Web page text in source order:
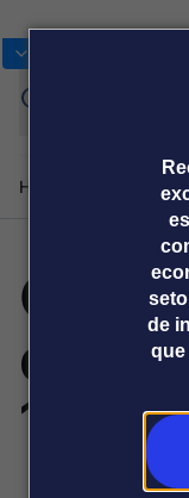
de
que
Home Produtos e
Plataformas
Broadcast
Sobre nós
Prêmio
Analistas
Agências de
comunicação
de